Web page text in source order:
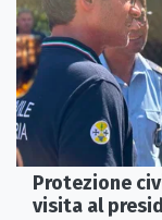
Protezione
visita al